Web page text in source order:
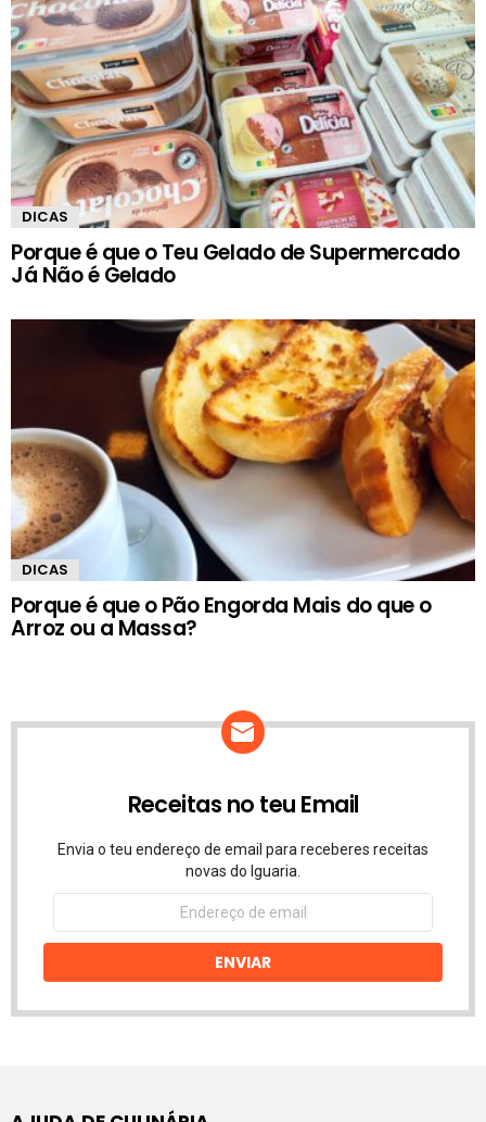
DICAS
Porque é que o Teu Gelado de Supermercado
Já Não é Gelado
DICAS
Porque é que o Pão Engorda Mais do que o
Arroz ou a Massa?
Receitas no teu Email
Envia o teu endereço de email para receberes receitas
novas do Iguaria.
Endereço
email
ENVIAR